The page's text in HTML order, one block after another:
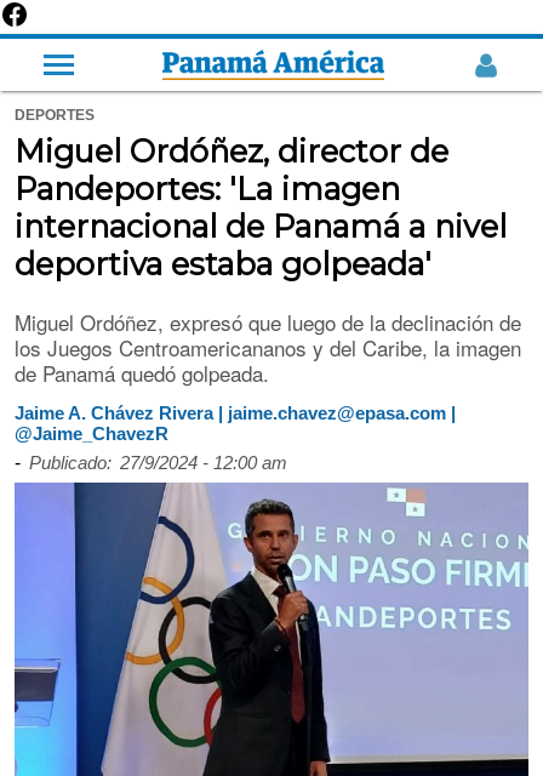
DEPORTES
Miguel Ordóñez, director de
Pandeportes: 'La imagen
internacional de Panamá a nivel
deportiva estaba golpeada'
Miguel Ordóñez, expresó que luego de la declinación de
los Juegos Centroamericananos y del Caribe, la imagen
de Panamá quedó golpeada.
Jaime A. Chávez Rivera | jaime.chavez@epasa.com |
@Jaime_ChavezR
- Publicado: 27/9/2024 - 12:00 am